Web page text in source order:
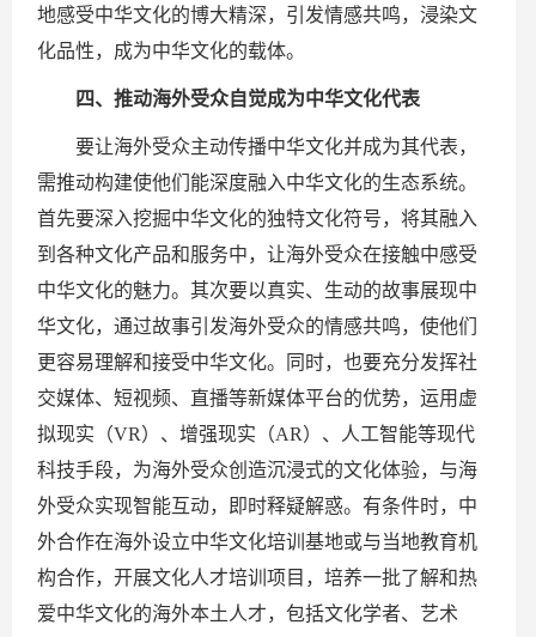
地感受中华文化的博大精深，引发情感共鸣，浸染文
化品性，成为中华文化的载体。
四、推动海外受众自觉成为中华文化代表
要让海外受众主动传播中华文化并成为其代表，
需推动构建使他们能深度融入中华文化的生态系统。
首先要深入挖掘中华文化的独特文化符号，将其融入
到各种文化产品和服务中，让海外受众在接触中感受
中华文化的魅力。其次要以真实、生动的故事展现中
华文化，通过故事引发海外受众的情感共鸣，使他们
更容易理解和接受中华文化。同时，也要充分发挥社
交媒体、短视频、直播等新媒体平台的优势，运用虚
拟现实（VR）、增强现实（AR）、人工智能等现代
科技手段，为海外受众创造沉浸式的文化体验，与海
外受众实现智能互动，即时释疑解惑。有条件时，中
外合作在海外设立中华文化培训基地或与当地教育机
构合作，开展文化人才培训项目，培养一批了解和热
爱中华文化的海外本土人才，包括文化学者、艺术